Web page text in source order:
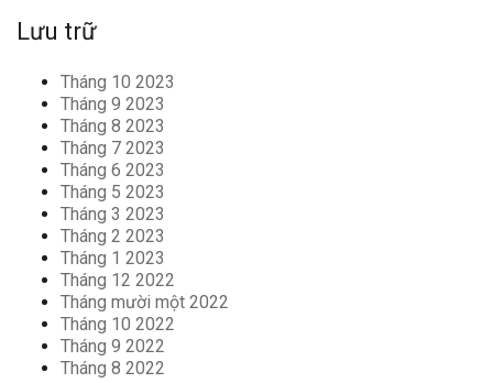
Lưu trữ
Tháng 10 2023
Tháng 9 2023
Tháng 8 2023
Tháng 7 2023
Tháng 6 2023
Tháng 5 2023
Tháng 3 2023
Tháng 2 2023
Tháng 1 2023
Tháng 12 2022
Tháng mười một 2022
Tháng 10 2022
Tháng 9 2022
Tháng 8 2022